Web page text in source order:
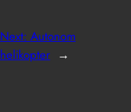
Next: Autonom
helikopter →